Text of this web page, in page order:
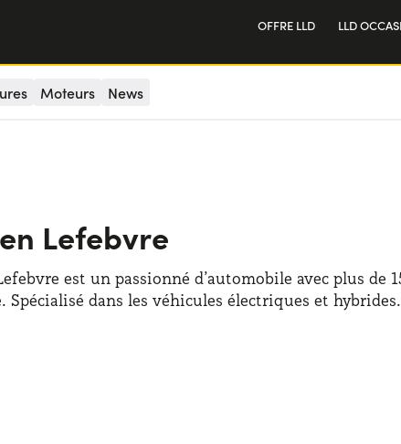
OFFRE LLD LLD
Moteurs News
Lefebvre
est un passionné d’automobile avec plus de
Spécialisé dans les véhicules électriques et hybrides.